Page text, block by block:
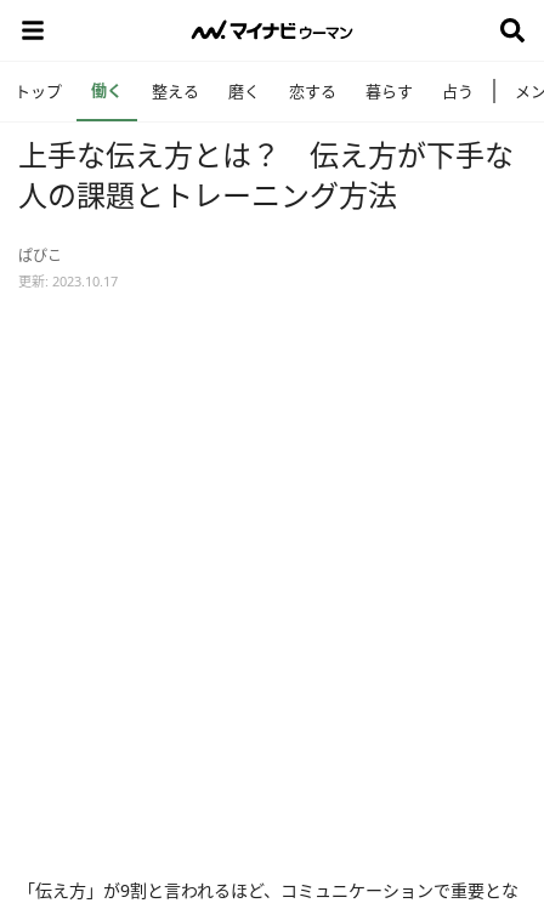
トップ 働く 整える 磨く 恋する 暮らす 占う メ
上手な伝え方とは？ 伝え方が下手な
人の課題とトレーニング方法
ぱぴこ
更新: 2023.10.17
「伝え方」が9割と言われるほど、コミュニケーションで重要とな